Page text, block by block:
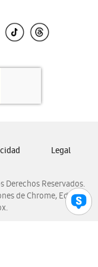
Derechos Reservados.
de Chrome, Edge,
Legal